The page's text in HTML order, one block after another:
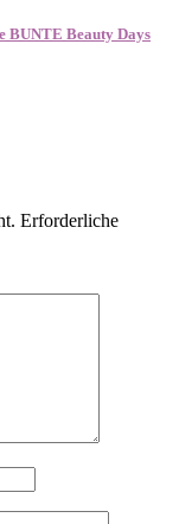
BUNTE Beauty Days
Erforderliche